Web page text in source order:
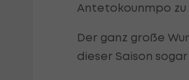
Antetokounmpo zu
Der ganz große
dieser Saison